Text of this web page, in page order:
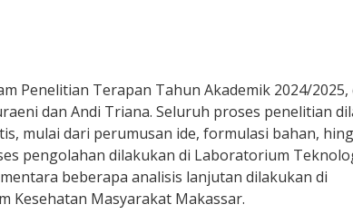
Penelitian Terapan Tahun Akademik 2024/2025,
dan Andi Triana. Seluruh proses penelitian
mulai dari perumusan ide, formulasi bahan,
pengolahan dilakukan di Laboratorium
beberapa analisis lanjutan dilakukan di
Masyarakat Makassar.